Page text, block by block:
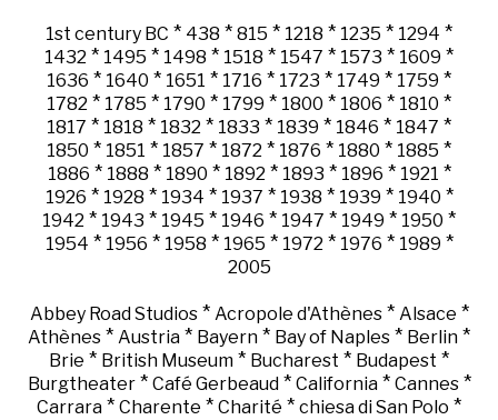
1st century BC * 438 * 815 * 1218 * 1235 * 1294 *
1432 * 1495 * 1498 * 1518 * 1547 * 1573 * 1609 *
1636 * 1640 * 1651 * 1716 * 1723 * 1749 * 1759 *
1782 * 1785 * 1790 * 1799 * 1800 * 1806 * 1810 *
1817 * 1818 * 1832 * 1833 * 1839 * 1846 * 1847 *
1850 * 1851 * 1857 * 1872 * 1876 * 1880 * 1885 *
1886 * 1888 * 1890 * 1892 * 1893 * 1896 * 1921 *
1926 * 1928 * 1934 * 1937 * 1938 * 1939 * 1940 *
1942 * 1943 * 1945 * 1946 * 1947 * 1949 * 1950 *
1954 * 1956 * 1958 * 1965 * 1972 * 1976 * 1989 *
2005
Abbey Road Studios* Acropole d'Athènes* Alsace *
Athènes * Austria * Bayern * Bay of Naples * Berlin *
Brie * British Museum * Bucharest * Budapest *
Burgtheater* Café Gerbeaud* California* Cannes*
Carrara * Charente * Charité * chiesa di San Polo *